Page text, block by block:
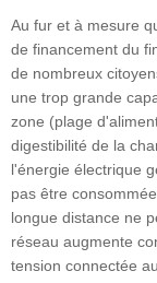
Au fur et à mesure
de financement du
de nombreux
une trop grande
zone (plage
digestibilité de la
l'énergie électrique
pas être
longue distance ne
réseau augmente
tension connectée